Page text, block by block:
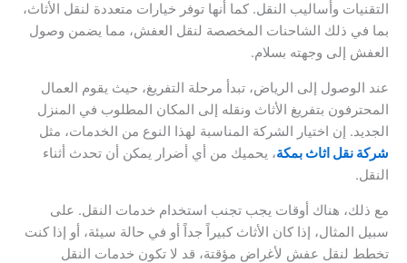
التقنيات وأساليب النقل. كما أنها توفر خيارات متعددة لنقل الأثاث،
بما في ذلك الشاحنات المخصصة لنقل العفش، مما يضمن وصول
العفش إلى وجهته بسلام.
عند الوصول إلى الرياض، تبدأ مرحلة التفريغ، حيث يقوم العمال
المحترفون بتفريغ الأثاث ونقله إلى المكان المطلوب في المنزل
الجديد. إن اختيار الشركة المناسبة لهذا النوع من الخدمات، مثل
شركة نقل اثاث بمكة، يحميك من أي أضرار يمكن أن تحدث أثناء
النقل.
مع ذلك، هناك أوقات يجب تجنب استخدام خدمات النقل. على
سبيل المثال، إذا كان الأثاث كبيراً جداً أو في حالة سيئة، أو إذا كنت
تخطط لنقل عفش لأغراض مؤقتة، قد لا تكون خدمات النقل